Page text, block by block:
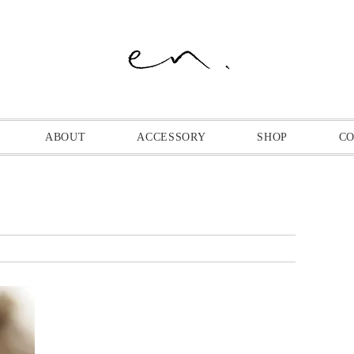
ABOUT ACCESSORY SHOP